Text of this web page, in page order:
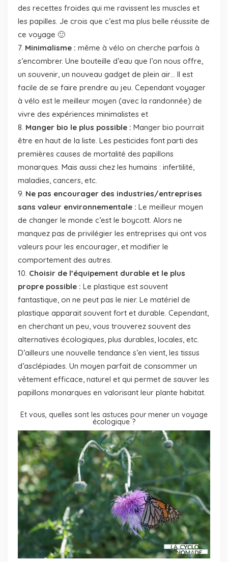
des recettes froides qui me ravissent les muscles et
les papilles. Je crois que c’est ma plus belle réussite de
ce voyage 🙂
Minimalisme : même à vélo on cherche parfois à
s’encombrer. Une bouteille d’eau que l’on nous offre,
un souvenir, un nouveau gadget de plein air… Il est
facile de se faire prendre au jeu. Cependant voyager
à vélo est le meilleur moyen (avec la randonnée) de
vivre des expériences minimalistes et
Manger bio le plus possible : Manger bio pourrait
être en haut de la liste. Les pesticides font parti des
premières causes de mortalité des papillons
monarques. Mais aussi chez les humains : infertilité,
maladies, cancers, etc.
Ne pas encourager des industries/entreprises
sans valeur environnementale : Le meilleur moyen
de changer le monde c’est le boycott. Alors ne
manquez pas de privilégier les entreprises qui ont vos
valeurs pour les encourager, et modifier le
comportement des autres.
Choisir de l’équipement durable et le plus
propre possible : Le plastique est souvent
fantastique, on ne peut pas le nier. Le matériel de
plastique apparait souvent fort et durable. Cependant,
en cherchant un peu, vous trouverez souvent des
alternatives écologiques, plus durables, locales, etc.
D’ailleurs une nouvelle tendance s’en vient, les tissus
d’asclépiades. Un moyen parfait de consommer un
vêtement efficace, naturel et qui permet de sauver les
papillons monarques en valorisant leur plante habitat.
Et vous, quelles sont les astuces pour mener un voyage
écologique ?